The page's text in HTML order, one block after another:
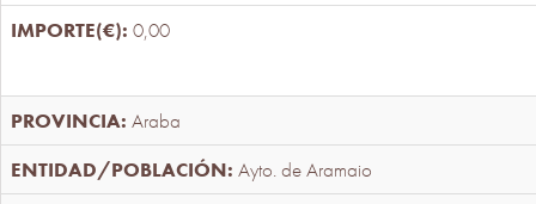
0,00
Araba
Ayto. de Aramaio